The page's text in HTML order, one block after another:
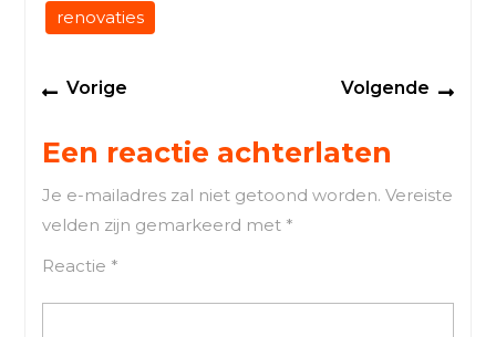
renovaties
Berichtnavigatie
Vorige Volgende
Een reactie achterlaten
Je e-mailadres zal niet getoond worden. Vereiste
velden zijn gemarkeerd met *
Reactie *